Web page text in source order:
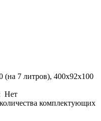
(на 7 литров), 400х92х100
Нет
комплектующих